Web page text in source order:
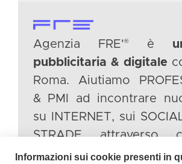
Agenzia FRE'®è
pubblicitaria & digitale
Roma. Aiutiamo
& PMI ad incontrare
su INTERNET, sui
STRADE attraverso
pubblicitarie intelligenti.
Informazioni sui cookie presenti in